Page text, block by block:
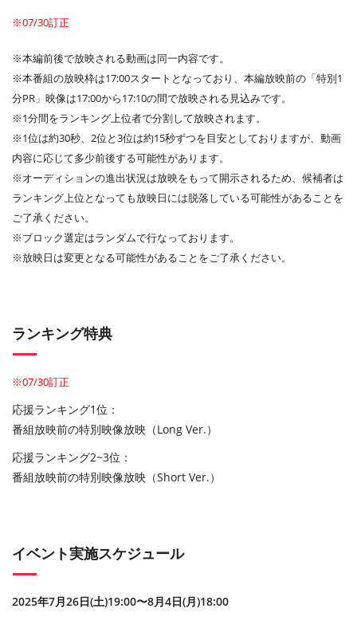
※07/30訂正
※本編前後で放映される動画は同一内容です。
※本番組の放映枠は17:00スタートとなっており、本編放映前の「特別1
分PR」映像は17:00から17:10の間で放映される見込みです。
※1分間をランキング上位者で分割して放映されます。
※1位は約30秒、2位と3位は約15秒ずつを目安としておりますが、動画
内容に応じて多少前後する可能性があります。
※オーディションの進出状況は放映をもって開示されるため、候補者は
ランキング上位となっても放映日には脱落している可能性があることを
ご了承ください。
※ブロック選定はランダムで行なっております。
※放映日は変更となる可能性があることをご了承ください。
ランキング特典
※07/30訂正
応援ランキング1位：
番組放映前の特別映像放映（Long Ver.）
応援ランキング2~3位：
番組放映前の特別映像放映（Short Ver.）​
イベント実施スケジュール
2025年7月26日(土)19:00〜8月4日(月)18:00